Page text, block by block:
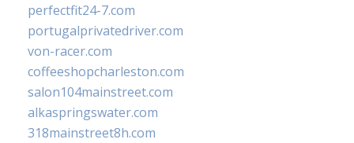
perfectfit24-7.com
portugalprivatedriver.com
von-racer.com
coffeeshopcharleston.com
salon104mainstreet.com
alkaspringswater.com
318mainstreet8h.com